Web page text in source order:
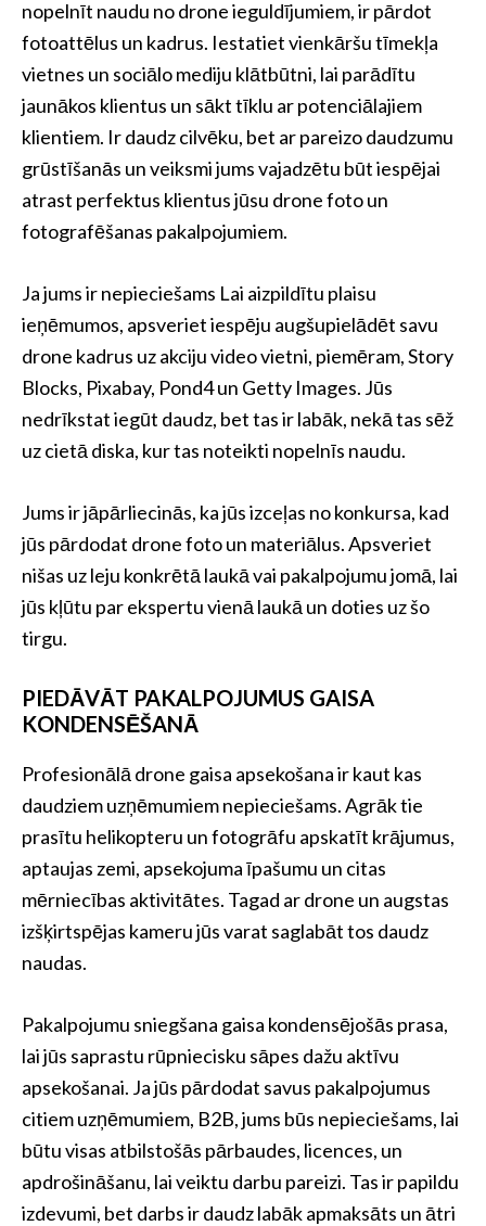
nopelnīt naudu no drone ieguldījumiem, ir pārdot
fotoattēlus un kadrus. Iestatiet vienkāršu tīmekļa
vietnes un sociālo mediju klātbūtni, lai parādītu
jaunākos klientus un sākt tīklu ar potenciālajiem
klientiem. Ir daudz cilvēku, bet ar pareizo daudzumu
grūstīšanās un veiksmi jums vajadzētu būt iespējai
atrast perfektus klientus jūsu drone foto un
fotografēšanas pakalpojumiem.
Ja jums ir nepieciešams Lai aizpildītu plaisu
ieņēmumos, apsveriet iespēju augšupielādēt savu
drone kadrus uz akciju video vietni, piemēram, Story
Blocks, Pixabay, Pond4 un Getty Images. Jūs
nedrīkstat iegūt daudz, bet tas ir labāk, nekā tas sēž
uz cietā diska, kur tas noteikti nopelnīs naudu.
Jums ir jāpārliecinās, ka jūs izceļas no konkursa, kad
jūs pārdodat drone foto un materiālus. Apsveriet
nišas uz leju konkrētā laukā vai pakalpojumu jomā, lai
jūs kļūtu par ekspertu vienā laukā un doties uz šo
tirgu.
PIEDĀVĀT PAKALPOJUMUS GAISA
KONDENSĒŠANĀ
Profesionālā drone gaisa apsekošana ir kaut kas
daudziem uzņēmumiem nepieciešams. Agrāk tie
prasītu helikopteru un fotogrāfu apskatīt krājumus,
aptaujas zemi, apsekojuma īpašumu un citas
mērniecības aktivitātes. Tagad ar drone un augstas
izšķirtspējas kameru jūs varat saglabāt tos daudz
naudas.
Pakalpojumu sniegšana gaisa kondensējošās prasa,
lai jūs saprastu rūpniecisku sāpes dažu aktīvu
apsekošanai. Ja jūs pārdodat savus pakalpojumus
citiem uzņēmumiem, B2B, jums būs nepieciešams, lai
būtu visas atbilstošās pārbaudes, licences, un
apdrošināšanu, lai veiktu darbu pareizi. Tas ir papildu
izdevumi, bet darbs ir daudz labāk apmaksāts un ātri